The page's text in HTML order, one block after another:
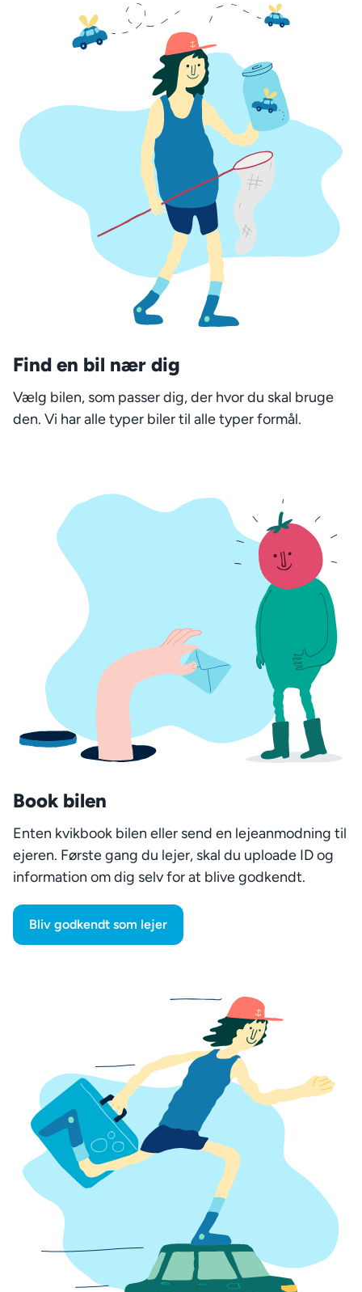
Find en bil nær dig
Vælg bilen, som passer dig, der hvor du skal bruge
den. Vi har alle typer biler til alle typer formål.
Book bilen
Enten kvikbook bilen eller send en lejeanmodning til
ejeren. Første gang du lejer, skal du uploade ID og
information om dig selv for at blive godkendt.
Bliv godkendt som lejer